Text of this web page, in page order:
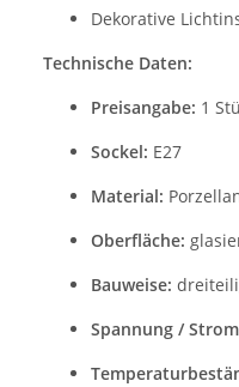
Dekorative
Technische Daten:
Preisangabe: 1
Sockel: E27
Material:
Oberfläche:
Bauweise:
Spannung /